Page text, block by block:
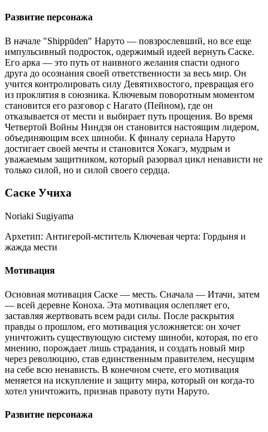
Развитие персонажа
В начале "Shippūden" Наруто — повзрослевший, но все еще
импульсивный подросток, одержимый идеей вернуть Саске.
Его арка — это путь от наивного желания спасти одного
друга до осознания своей ответственности за весь мир. Он
учится контролировать силу Девятихвостого, превращая его
из проклятия в союзника. Ключевым поворотным моментом
становится его разговор с Нагато (Пейном), где он
отказывается от мести и выбирает путь прощения. Во время
Четвертой Войны Ниндзя он становится настоящим лидером,
объединяющим всех шиноби. К финалу сериала Наруто
достигает своей мечты и становится Хокагэ, мудрым и
уважаемым защитником, который разорвал цикл ненависти не
только силой, но и силой своего сердца.
Саске Учиха
Noriaki Sugiyama
Архетип: Антигерой-мститель Ключевая черта: Гордыня и
жажда мести
Мотивация
Основная мотивация Саске — месть. Сначала — Итачи, затем
— всей деревне Коноха. Эта мотивация ослепляет его,
заставляя жертвовать всем ради силы. После раскрытия
правды о прошлом, его мотивация усложняется: он хочет
уничтожить существующую систему шиноби, которая, по его
мнению, порождает лишь страдания, и создать новый мир
через революцию, став единственным правителем, несущим
на себе всю ненависть. В конечном счете, его мотивация
меняется на искупление и защиту мира, который он когда-то
хотел уничтожить, признав правоту пути Наруто.
Развитие персонажа